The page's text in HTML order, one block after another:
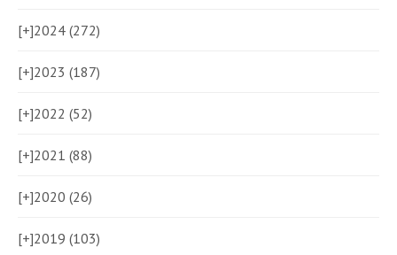
[+]2024 (272)
[+]2023 (187)
[+]2022 (52)
[+]2021 (88)
[+]2020 (26)
[+]2019 (103)